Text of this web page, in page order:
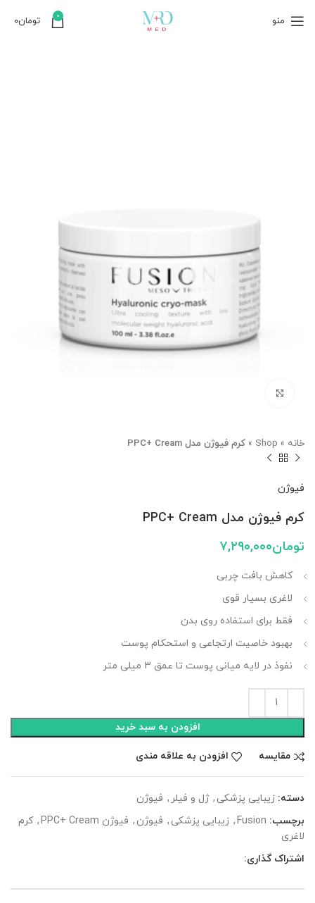
منو 0 تومان۰
خانه »
Shop
» کرم فیوژن مدل PPC+ Cream
فیوژن
کرم فیوژن مدل PPC+ Cream
تومان۷,۲۹۰,۰۰۰
کاهش بافت چربی
لاغری بسیار قوی
فقط برای استفاده روی بدن
بهبود خاصیت ارتجاعی و استحکام پوست
نفوذ در لایه میانی پوست تا عمق 3 میلی متر
افزودن به سبد خرید
مقایسه افزودن به علاقه مندی
دسته: زیبایی پزشکی , ژل و فیلر , فیوژن
برچسب: Fusion
, زیبایی پزشکی , فیوژن , فیوژن PPC+ Cream , کرم
لاغری
اشتراک گذاری: